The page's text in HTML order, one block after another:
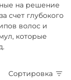
на решение
счет глубокого
волос и
которые
Сортировка